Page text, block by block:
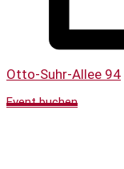
Otto-Suhr-Allee 94